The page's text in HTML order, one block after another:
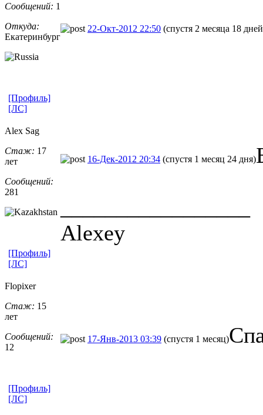
Сообщений: 1
Откуда:
Екатеринбург
22-Окт-2012 22:50 (спустя 2 месяца 18
[Профиль]
[ЛС]
Alex Sag
Стаж: 17
лет
Сообщений:
281
16-Дек-2012 20:34 (спустя 1 месяц 24 дня)
Alexey
[Профиль]
[ЛС]
Flopixer
Стаж: 15
лет
Сообщений:
12
17-Янв-2013 03:39 (спустя 1 месяц)
[Профиль]
[ЛС]